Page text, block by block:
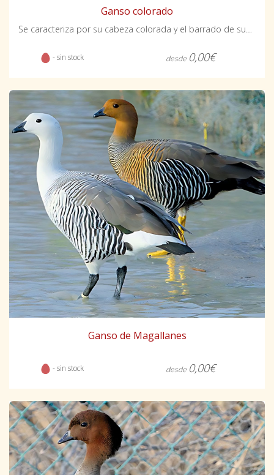
Ganso colorado
Se caracteriza por su cabeza colorada y el barrado de sus plumas.
- sin stock desde 0,00€
Ganso de Magallanes
- sin stock desde 0,00€